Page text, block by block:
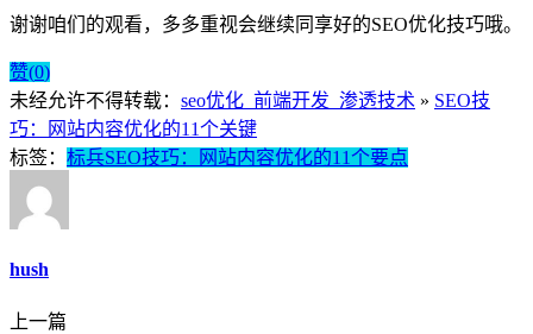
谢谢咱们的观看，多多重视会继续同享好的SEO优化技巧哦。
赞(0)
未经允许不得转载： seo优化_前端开发_渗透技术 » SEO技
巧：网站内容优化的11个关键
标签： 标兵SEO技巧：网站内容优化的11个要点
hush
上一篇